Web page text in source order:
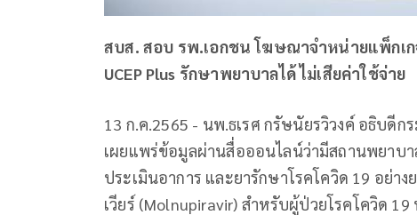
สบส. สอบ รพ.เอกชน โฆษณาจำหน่ายแพ็กเ
UCEP Plus รักษาพยาบาลได้ ไม่เสียค่าใช้จ่าย
13 ก.ค.2565 - นพ.ธเรศ กรัษนัยรวิวงค์ อธิบดี
เผยแพร่ข้อมูลผ่านสื่อออนไลน์ว่ามีสถานพยาบ
ประเมินอาการ และยารักษาโรคโควิด 19 อย่า
เวียร์ (Molnupiravir) สำหรับผู้ป่วยโรคโควิด